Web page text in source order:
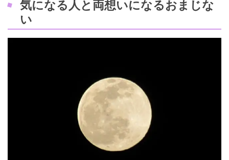
気になる人と両想いになるおまじな
い